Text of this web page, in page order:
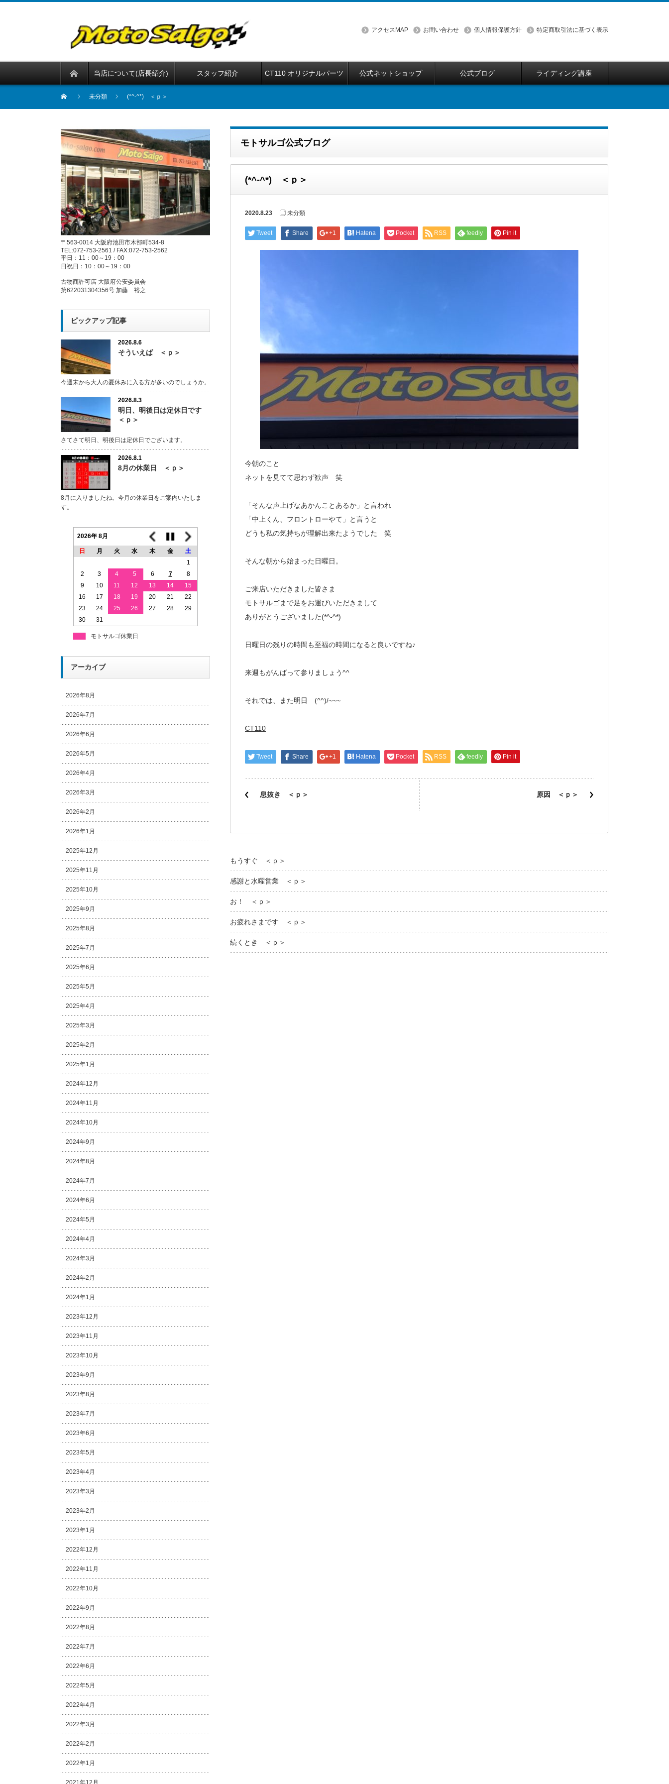
アクセスMAP お問い合わせ 個人情報保護方針 特定商取引法に基づく表示
当店について(店長紹介) スタッフ紹介 CT110 オリジナルパーツ 公式ネットショップ 公式ブログ ライディング講座
未分類 (*^-^*) ＜ｐ＞
モトサルゴ公式ブログ
(*^-^*) ＜ｐ＞
2020.8.23 未分類
Tweet Share +1 Hatena Pocket RSS feedly Pin it
今朝のこと
ネットを見てて思わず歓声 笑
「そんな声上げなあかんことあるか」と言われ
「中上くん、フロントローやて」と言うと
どうも私の気持ちが理解出来たようでした 笑
そんな朝から始まった日曜日。
ご来店いただきました皆さま
モトサルゴまで足をお運びいただきまして
ありがとうございました(*^-^*)
日曜日の残りの時間も至福の時間になると良いですね♪
来週もがんばって参りましょう^^
それでは、また明日 (^^)/~~~
CT110
Tweet Share +1 Hatena Pocket RSS feedly Pin it
息抜き ＜ｐ＞ 原因 ＜ｐ＞
もうすぐ ＜ｐ＞
感謝と水曜営業 ＜ｐ＞
お！ ＜ｐ＞
お疲れさまです ＜ｐ＞
続くとき ＜ｐ＞
〒563-0014 大阪府池田市木部町534-8
TEL:072-753-2561 / FAX:072-753-2562
平日：11：00～19：00
日祝日：10：00～19：00
古物商許可店 大阪府公安委員会
第622031304356号 加藤 裕之
ピックアップ記事
2026.8.6
そういえば ＜ｐ＞
今週末から大人の夏休みに入る方が多いのでしょうか。
2026.8.3
明日、明後日は定休日です
＜ｐ＞
さてさて明日、明後日は定休日でございます。
2026.8.1
8月の休業日 ＜ｐ＞
8月に入りましたね。今月の休業日をご案内いたしま
す。
2026年 8月
日 月 火 水 木 金
土
1
2
3 4 5 6 7
8
9
10 11 12 13 14
15
16
17 18 19 20 21
22
23
24 25 26 27 28
29
30
31
モトサルゴ休業日
アーカイブ
2026年8月
2026年7月
2026年6月
2026年5月
2026年4月
2026年3月
2026年2月
2026年1月
2025年12月
2025年11月
2025年10月
2025年9月
2025年8月
2025年7月
2025年6月
2025年5月
2025年4月
2025年3月
2025年2月
2025年1月
2024年12月
2024年11月
2024年10月
2024年9月
2024年8月
2024年7月
2024年6月
2024年5月
2024年4月
2024年3月
2024年2月
2024年1月
2023年12月
2023年11月
2023年10月
2023年9月
2023年8月
2023年7月
2023年6月
2023年5月
2023年4月
2023年3月
2023年2月
2023年1月
2022年12月
2022年11月
2022年10月
2022年9月
2022年8月
2022年7月
2022年6月
2022年5月
2022年4月
2022年3月
2022年2月
2022年1月
2021年12月